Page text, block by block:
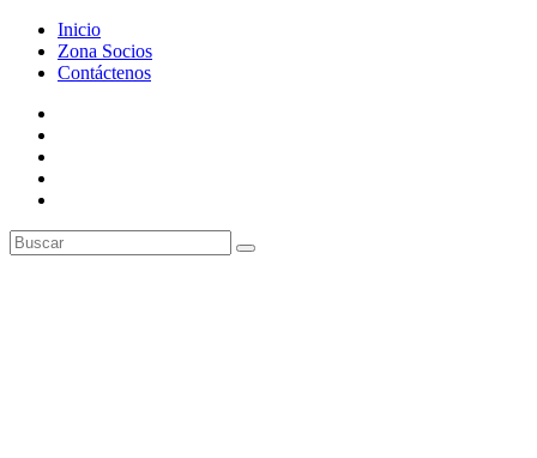
Inicio
Zona Socios
Contáctenos